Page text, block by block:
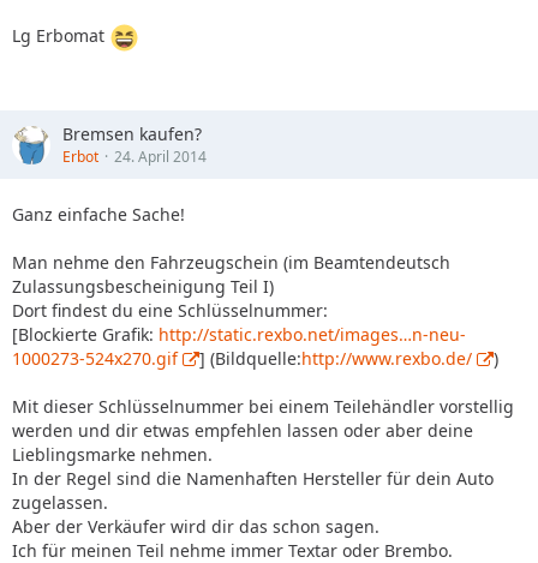
Lg Erbomat
Bremsen kaufen?
Erbot 24. April 2014
Ganz einfache Sache!
Man nehme den Fahrzeugschein (im Beamtendeutsch
Zulassungsbescheinigung Teil I)
Dort findest du eine Schlüsselnummer:
[Blockierte Grafik: http://static.rexbo.net/images…n-neu-
1000273-524x270.gif
] (Bildquelle:http://www.rexbo.de/ )
Mit dieser Schlüsselnummer bei einem Teilehändler vorstellig
werden und dir etwas empfehlen lassen oder aber deine
Lieblingsmarke nehmen.
In der Regel sind die Namenhaften Hersteller für dein Auto
zugelassen.
Aber der Verkäufer wird dir das schon sagen.
Ich für meinen Teil nehme immer Textar oder Brembo.